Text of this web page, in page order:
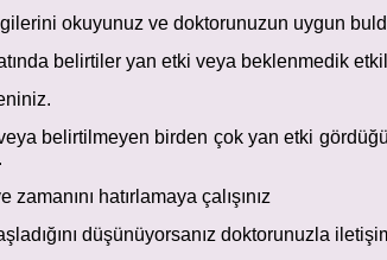
okuyunuz ve doktorunuzun uygun
belirtiler yan etki veya beklenmedik
belirtilmeyen birden çok yan etki
zamanını hatırlamaya çalışınız
düşünüyorsanız doktorunuzla